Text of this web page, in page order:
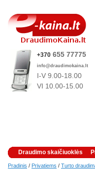
+370 655 77775
info@draudimokaina.lt
I-V 9.00-18.00
VI 10 .00-15.00
Draudimo skaičiuoklės
Pradinis / Privatiems / Turto